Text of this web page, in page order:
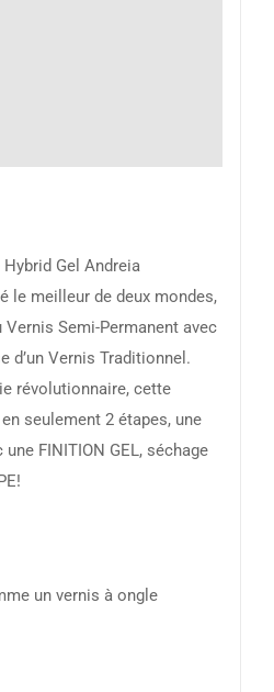
Hybrid Gel Andreia
le meilleur de deux mondes,
Semi-Permanent avec
d’un Vernis Traditionnel.
révolutionnaire, cette
seulement 2 étapes, une
FINITION GEL, séchage
un vernis à ongle